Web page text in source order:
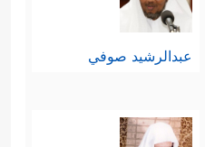
عبدالرشيد صوفي